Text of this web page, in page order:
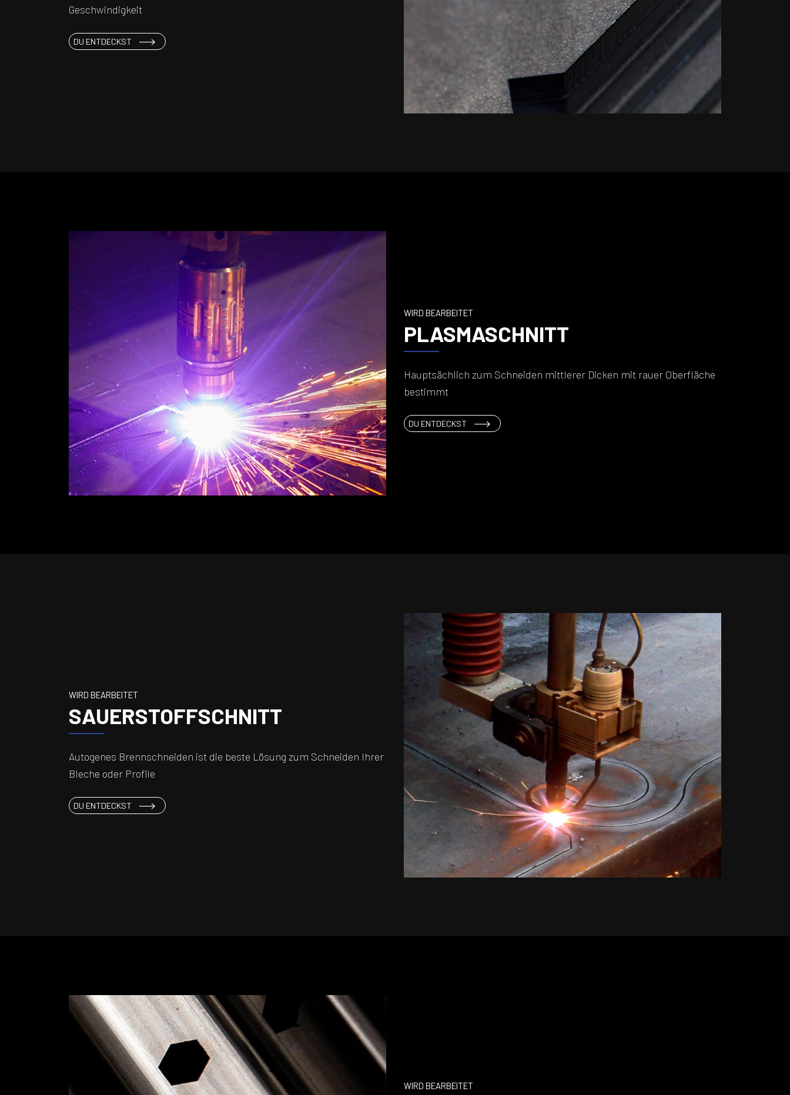
Geschwindigkeit
DU ENTDECKST LASERSCHNITT
WIRD BEARBEITET
PLASMASCHNITT
Hauptsächlich zum Schneiden mittlerer Dicken mit rauer Oberfläche
bestimmt
DU ENTDECKST PLASMASCHNITT
WIRD BEARBEITET
SAUERSTOFFSCHNITT
Autogenes Brennschneiden ist die beste Lösung zum Schneiden Ihrer
Bleche oder Profile
DU ENTDECKST SAUERSTOFFSCHNITT
WIRD BEARBEITET